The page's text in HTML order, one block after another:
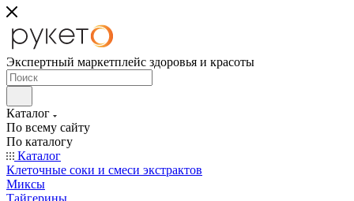
Экспертный маркетплейс здоровья и красоты
Каталог
По всему сайту
По каталогу
Каталог
Клеточные соки и смеси экстрактов
Миксы
Тайгерины